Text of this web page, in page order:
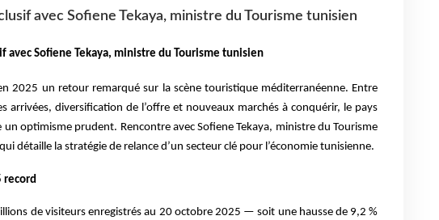
avec Sofiene Tekaya, ministre du Tourisme tunisien
avec Sofiene Tekaya, ministre du Tourisme tunisien
2025 un retour remarqué sur la scène touristique méditerranéenne. Entre
arrivées, diversification de l’offre et nouveaux marchés à conquérir, le pays
un optimisme prudent. Rencontre avec Sofiene Tekaya, ministre du Tourisme
détaille la stratégie de relance d’un secteur clé pour l’économie tunisienne.
record
de visiteurs enregistrés au 20 octobre 2025 — soit une hausse de 9,2 %